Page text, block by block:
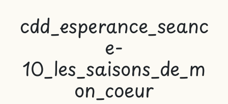
cdd_esperance_seanc
e-
10_les_saisons_de_m
on_coeur